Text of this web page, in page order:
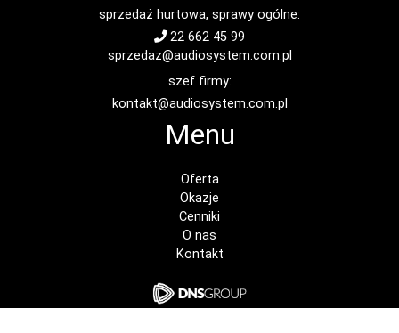
sprzedaż hurtowa, sprawy ogólne:
22 662 45 99
sprzedaz@audiosystem.com.pl
szef firmy:
kontakt@audiosystem.com.pl
Menu
Oferta
Okazje
Cenniki
O nas
Kontakt